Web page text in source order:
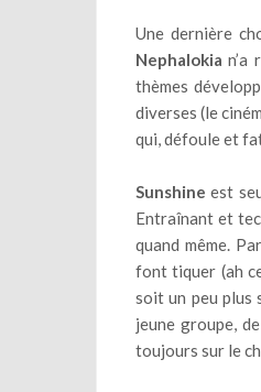
Une dernière
Nephalokia n’a
thèmes
diverses (le
qui, défoule et
Sunshine est
Entraînant et
quand même.
font tiquer (ah
soit un peu plus
jeune groupe,
toujours sur le